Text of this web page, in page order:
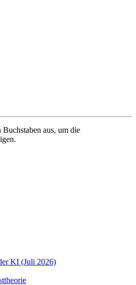
aus, um die
KI (Juli 2026)